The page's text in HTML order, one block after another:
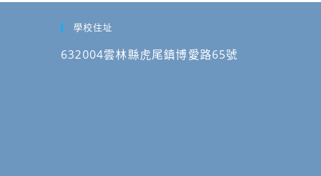
學校住址
632004雲林縣虎尾鎮博愛路65號